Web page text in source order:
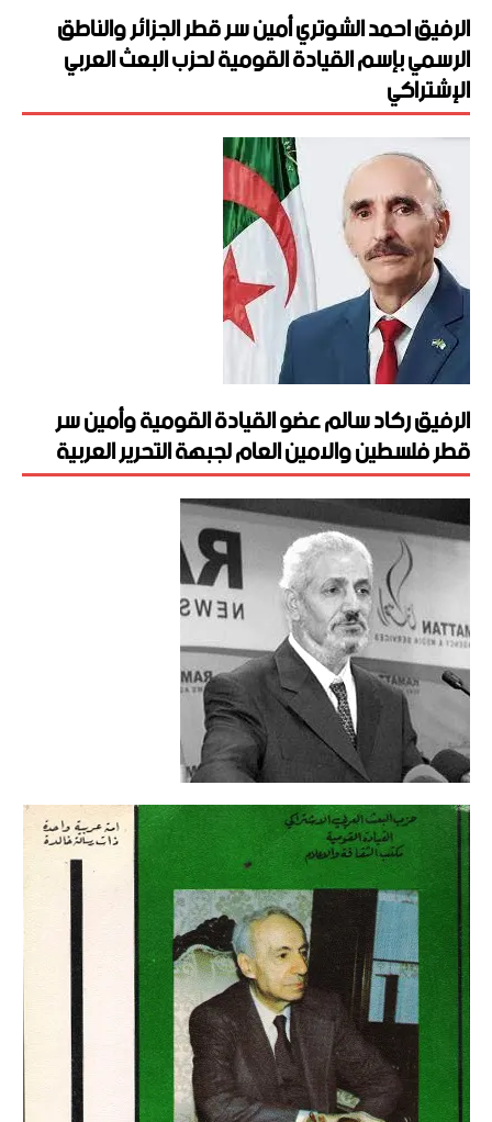
الرفيق احمد الشوتري أمين سر قطر الجزائر والناطق
الرسمي بإسم القيادة القومية لحزب البعث العربي
الإشتراكي
الرفيق ركاد سالم عضو القيادة القومية وأمين سر
قطر فلسطين والامين العام لجبهة التحرير العربية